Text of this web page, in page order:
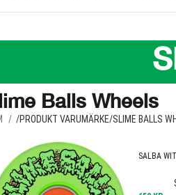
Balls Wheels
PRODUKT VARUMÄRKE SLIME BALLS
SALBA